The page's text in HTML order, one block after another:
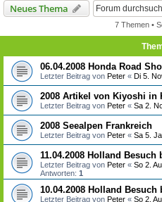
Neues Thema
7 Themen •
06.04.2008 Honda Road
Letzter Beitrag von Peter « Di 5.
2008 Artikel von Kiyoshi in
Letzter Beitrag von Peter « Sa 2.
2008 Seealpen Frankreich
Letzter Beitrag von Peter « Sa 5.
11.04.2008 Holland Besuch
Letzter Beitrag von Peter « So 2.
Antworten: 1
10.04.2008 Holland Besuch
Letzter Beitrag von Peter « So 2.